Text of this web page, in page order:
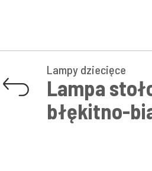
Lampy dziecięce
Lampa
błękitno-